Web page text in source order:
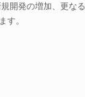
開発の増加、更なる
す。